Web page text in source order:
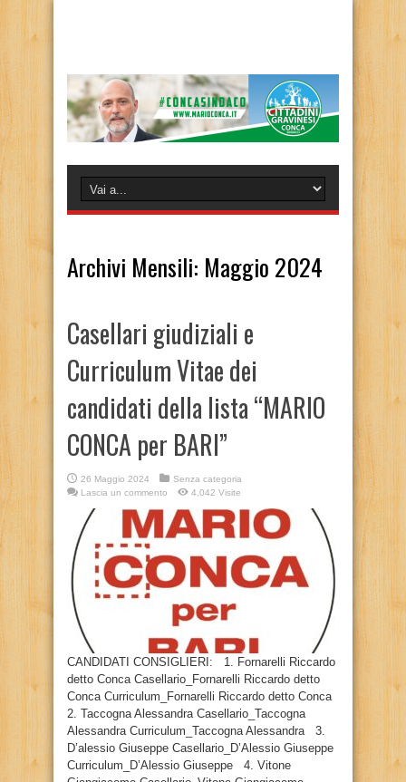
Archivi Mensili: Maggio 2024
Casellari giudiziali e
Curriculum Vitae dei
candidati della lista “MARIO
CONCA per BARI”
26 Maggio 2024
Senza categoria
Lascia un commento
4,042 Visite
CANDIDATI CONSIGLIERI: 1. Fornarelli Riccardo
detto Conca Casellario_Fornarelli Riccardo detto
Conca Curriculum_Fornarelli Riccardo detto Conca
2. Taccogna Alessandra Casellario_Taccogna
Alessandra Curriculum_Taccogna Alessandra 3.
D’alessio Giuseppe Casellario_D’Alessio Giuseppe
Curriculum_D’Alessio Giuseppe 4. Vitone